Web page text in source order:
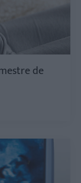
de